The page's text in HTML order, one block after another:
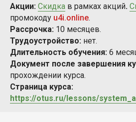
Акции: Скидка в рамках акций.
промокоду u4i.online.
Рассрочка: 10 месяцев.
Трудоустройство: нет.
Длительность обучения: 6
Документ после завершения
прохождении курса.
Страница курса:
https://otus.ru/lessons/